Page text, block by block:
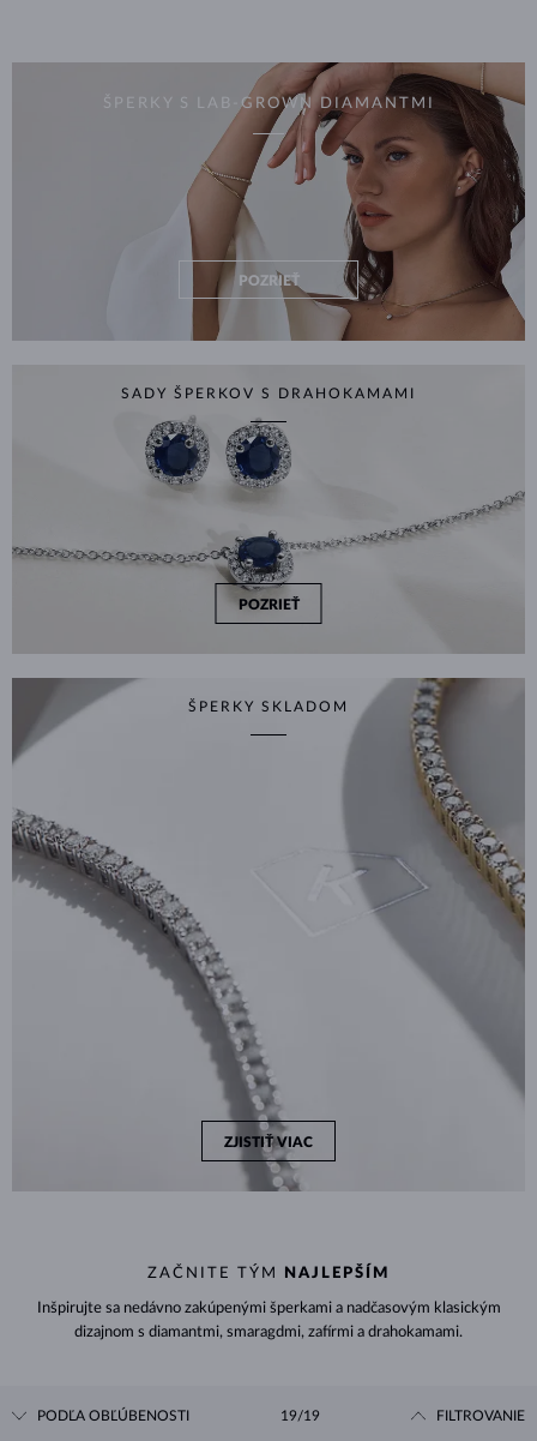
ŠPERKY S LAB-GROWN DIAMANTMI
POZRIEŤ
SADY ŠPERKOV S DRAHOKAMAMI
POZRIEŤ
ŠPERKY SKLADOM
ZJISTIŤ VIAC
ZAČNITE TÝM NAJLEPŠÍM
Inšpirujte sa nedávno zakúpenými šperkami a nadčasovým klasickým
dizajnom s diamantmi, smaragdmi, zafírmi a drahokamami.
PODĽA OBĽÚBENOSTI 19/19 FILTROVANIE